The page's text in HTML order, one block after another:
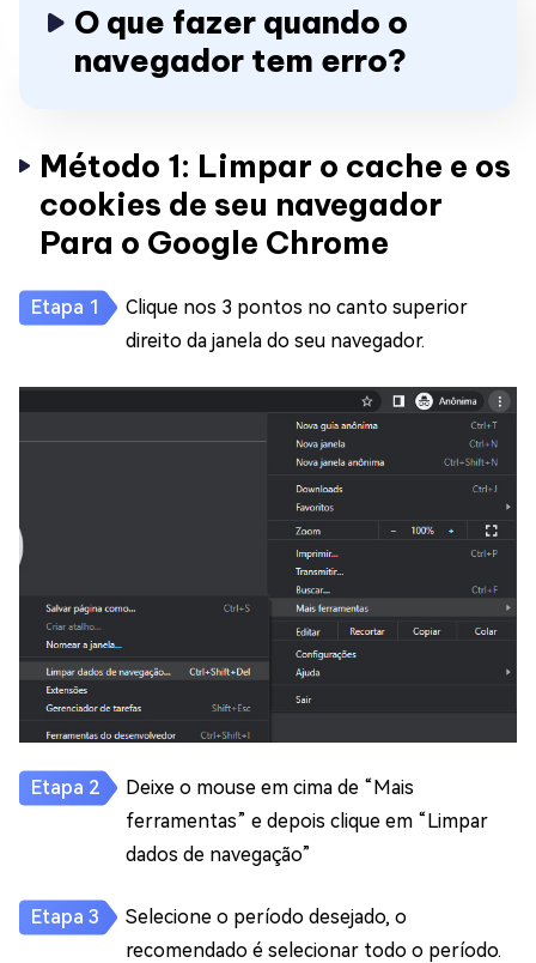
O que fazer quando o
navegador tem erro?
Método 1: Limpar o cache e os
cookies de seu navegador
Para o Google Chrome
Clique nos 3 pontos no canto superior
direito da janela do seu navegador.
Deixe o mouse em cima de “Mais
ferramentas” e depois clique em “Limpar
dados de navegação”
Selecione o período desejado, o
recomendado é selecionar todo o período.